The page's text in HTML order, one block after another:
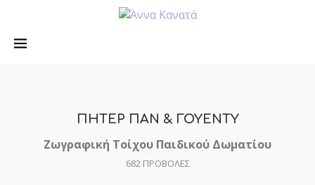
ΠΗΤΕΡ ΠΑΝ & ΓΟΥΕΝΤΥ
Ζωγραφική Τοίχου Παιδικού Δωματίου
682ΠΡΟΒΟΛΕΣ